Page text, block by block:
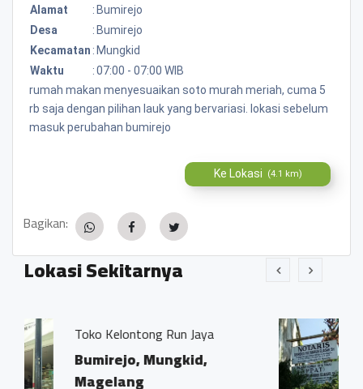
Alamat : Bumirejo
Desa
: Bumirejo
Kecamatan : Mungkid
Waktu
:07:00 - 07:00 WIB
rumah makan menyesuaikan soto murah meriah, cuma 5
rb saja dengan pilihan lauk yang bervariasi. lokasi sebelum
masuk perubahan bumirejo
Ke Lokasi (4.1 km)
Bagikan:
Lokasi Sekitarnya
Jaya Kantor Notaris dan PPAT
Ivo Marius, SH"
Bumirejo, Mungkid,